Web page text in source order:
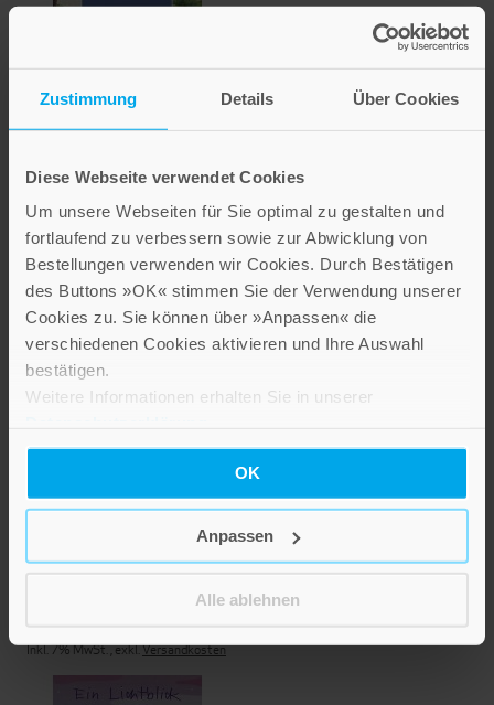
Zustimmung Details Über Cookies
Diese Webseite verwendet Cookies
Um unsere Webseiten für Sie optimal zu gestalten und
fortlaufend zu verbessern sowie zur Abwicklung von
Bestellungen verwenden wir Cookies. Durch Bestätigen
des Buttons »OK« stimmen Sie der Verwendung unserer
Cookies zu. Sie können über »Anpassen« die
verschiedenen Cookies aktivieren und Ihre Auswahl
bestätigen.
Weitere Informationen erhalten Sie in unserer
OK
Anpassen
Alle ablehnen
6,00 €
Inkl. 7% MwSt.,exkl.Versandkosten
Mögen alle deine Wege
Inkl. 7% MwSt.,exkl.Versandkosten